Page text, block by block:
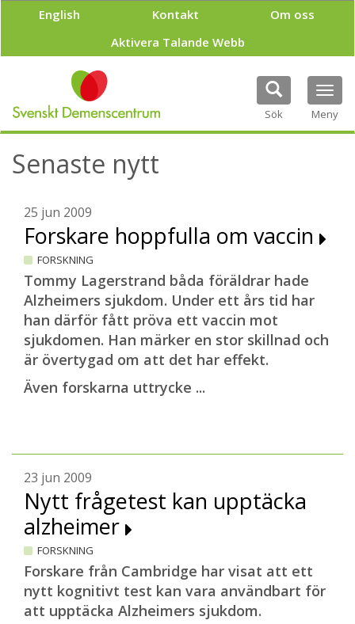
p
l
English Kontakt
Om oss
Aktivera Talande Webb
Sök Meny
Senaste nytt
25 jun 2009
Forskare hoppfulla om vaccin
FORSKNING
Tommy Lagerstrand båda föräldrar hade
Alzheimers sjukdom. Under ett års tid har
han därför fått pröva ett vaccin mot
sjukdomen. Han märker en stor skillnad och
är övertygad om att det har effekt.
Även forskarna uttrycke ...
23 jun 2009
Nytt frågetest kan upptäcka
alzheimer
FORSKNING
Forskare från Cambridge har visat att ett
nytt kognitivt test kan vara användbart för
att upptäcka Alzheimers sjukdom.